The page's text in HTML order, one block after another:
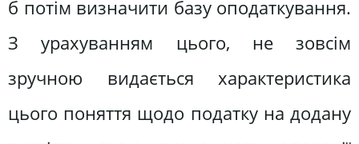
б потім визначити базу оподаткування.
З урахуванням цього, не зовсім
зручною видається характеристика
цього поняття щодо податку на додану